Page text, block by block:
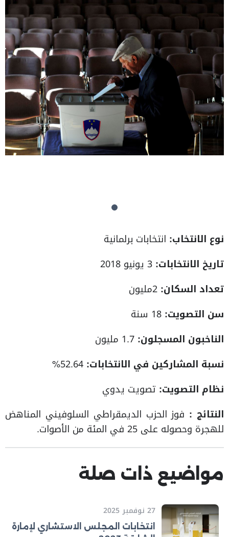
نوع الانتخاب: انتخابات برلمانية
تاريخ الانتخابات: 3 يونيو 2018
تعداد السكان: 2مليون
سن التصويت:
الناخبون المسجلون:
نسبة المشاركين في الانتخابات:
نظام التصويت: تصويت يدوي
النتائج : فوز الحزب الديمقراطي السلوفيني المناهض
للهجرة وحصوله على 25 في المئة من الأصوات.
مواضيع ذات صلة
27 نوفمبر 2025
انتخابات المجلس الاستشاري لإمارة